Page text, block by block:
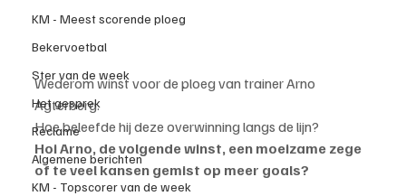
KM - Meest scorende ploeg
Bekervoetbal
Ster van de week
Het gesprek
Reclame
Algemene berichten
KM - Topscorer van de week
Wederom winst voor de ploeg van trainer Arno
Agterberg.
Hoe beleefde hij deze overwinning langs de lijn?
Hoi Arno, de volgende winst, een moeizame zege
of te veel kansen gemist op meer goals?